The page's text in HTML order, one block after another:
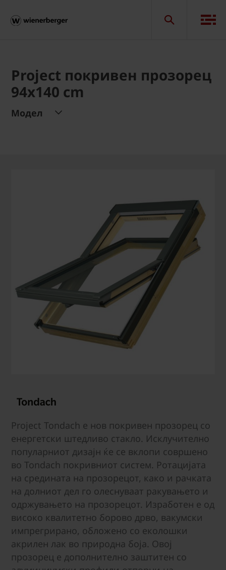
Project покривен прозорец
94x140 cm
Модел
Project Tondach е нов покривен прозорец со
енергетски штедливо стакло. Исклучително
популарниот дизајн ќе се вклопи совршено
во Tondach покривниот систем. Ротацијата
на средината на прозорецот, како и рачката
на долниот дел го олеснуваат ракувањето и
одржувањето на прозорецот. Изработен е од
високо квалитетно борово дрво, вакумски
импрегрирано, обложено со еколошки
акрилен лак во природна боја. Овој
прозорец е дополнително заштитен со